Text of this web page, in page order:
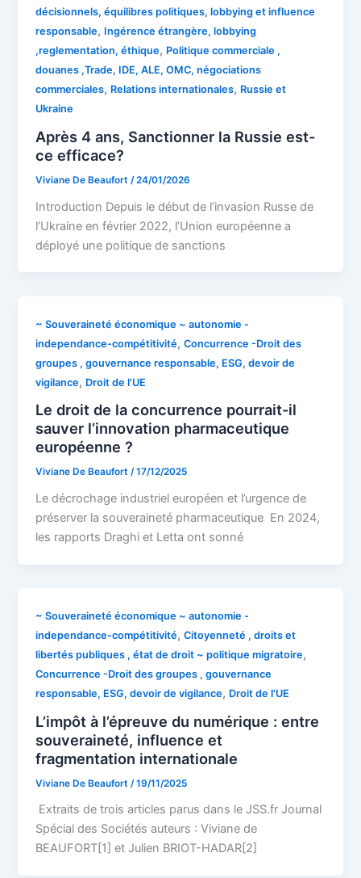
décisionnels, équilibres politiques, lobbying et influence
responsable, Ingérence étrangère, lobbying
,reglementation, éthique, Politique commerciale ,
douanes ,Trade, IDE, ALE, OMC, négociations
commerciales, Relations internationales, Russie et
Ukraine
Après 4 ans, Sanctionner la Russie est-
ce efficace?
Viviane De Beaufort /24/01/2026
Introduction Depuis le début de l’invasion Russe de
l’Ukraine en février 2022, l’Union européenne a
déployé une politique de sanctions
~ Souveraineté économique ~ autonomie -
independance-compétitivité,Concurrence -Droit des
groupes , gouvernance responsable, ESG, devoir de
vigilance, Droit de l'UE
Le droit de la concurrence pourrait-il
sauver l’innovation pharmaceutique
européenne ?
Viviane De Beaufort/17/12/2025
Le décrochage industriel européen et l’urgence de
préserver la souveraineté pharmaceutique En 2024,
les rapports Draghi et Letta ont sonné
~ Souveraineté économique ~ autonomie -
independance-compétitivité,Citoyenneté , droits et
libertés publiques , état de droit ~ politique migratoire,
Concurrence -Droit des groupes , gouvernance
responsable, ESG, devoir de vigilance, Droit de l'UE
L’impôt à l’épreuve du numérique : entre
souveraineté, influence et
fragmentation internationale
Viviane De Beaufort /19/11/2025
Extraits de trois articles parus dans le JSS.fr Journal
Spécial des Sociétés auteurs : Viviane de
BEAUFORT[1] et Julien BRIOT-HADAR[2]